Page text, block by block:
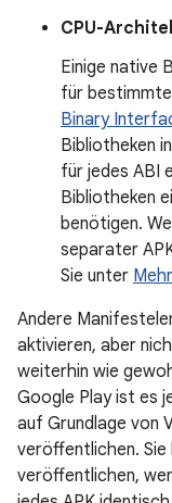
CPU-
Einige native
für
Binary
Bibliotheken
für jedes ABI
Bibliotheken
benötigen.
separater
Sie unter
Andere
aktivieren, aber
weiterhin wie
Google Play ist es
auf Grundlage von
veröffentlichen. Sie
veröffentlichen,